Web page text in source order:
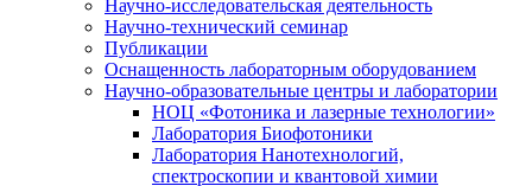
Научно-исследовательская деятельность
Научно-технический семинар
Публикации
Оснащенность лабораторным оборудованием
Научно-образовательные центры и лаборатории
НОЦ «Фотоника и лазерные технологии»
Лаборатория Биофотоники
Лаборатория Нанотехнологий,
спектроскопии и квантовой химии